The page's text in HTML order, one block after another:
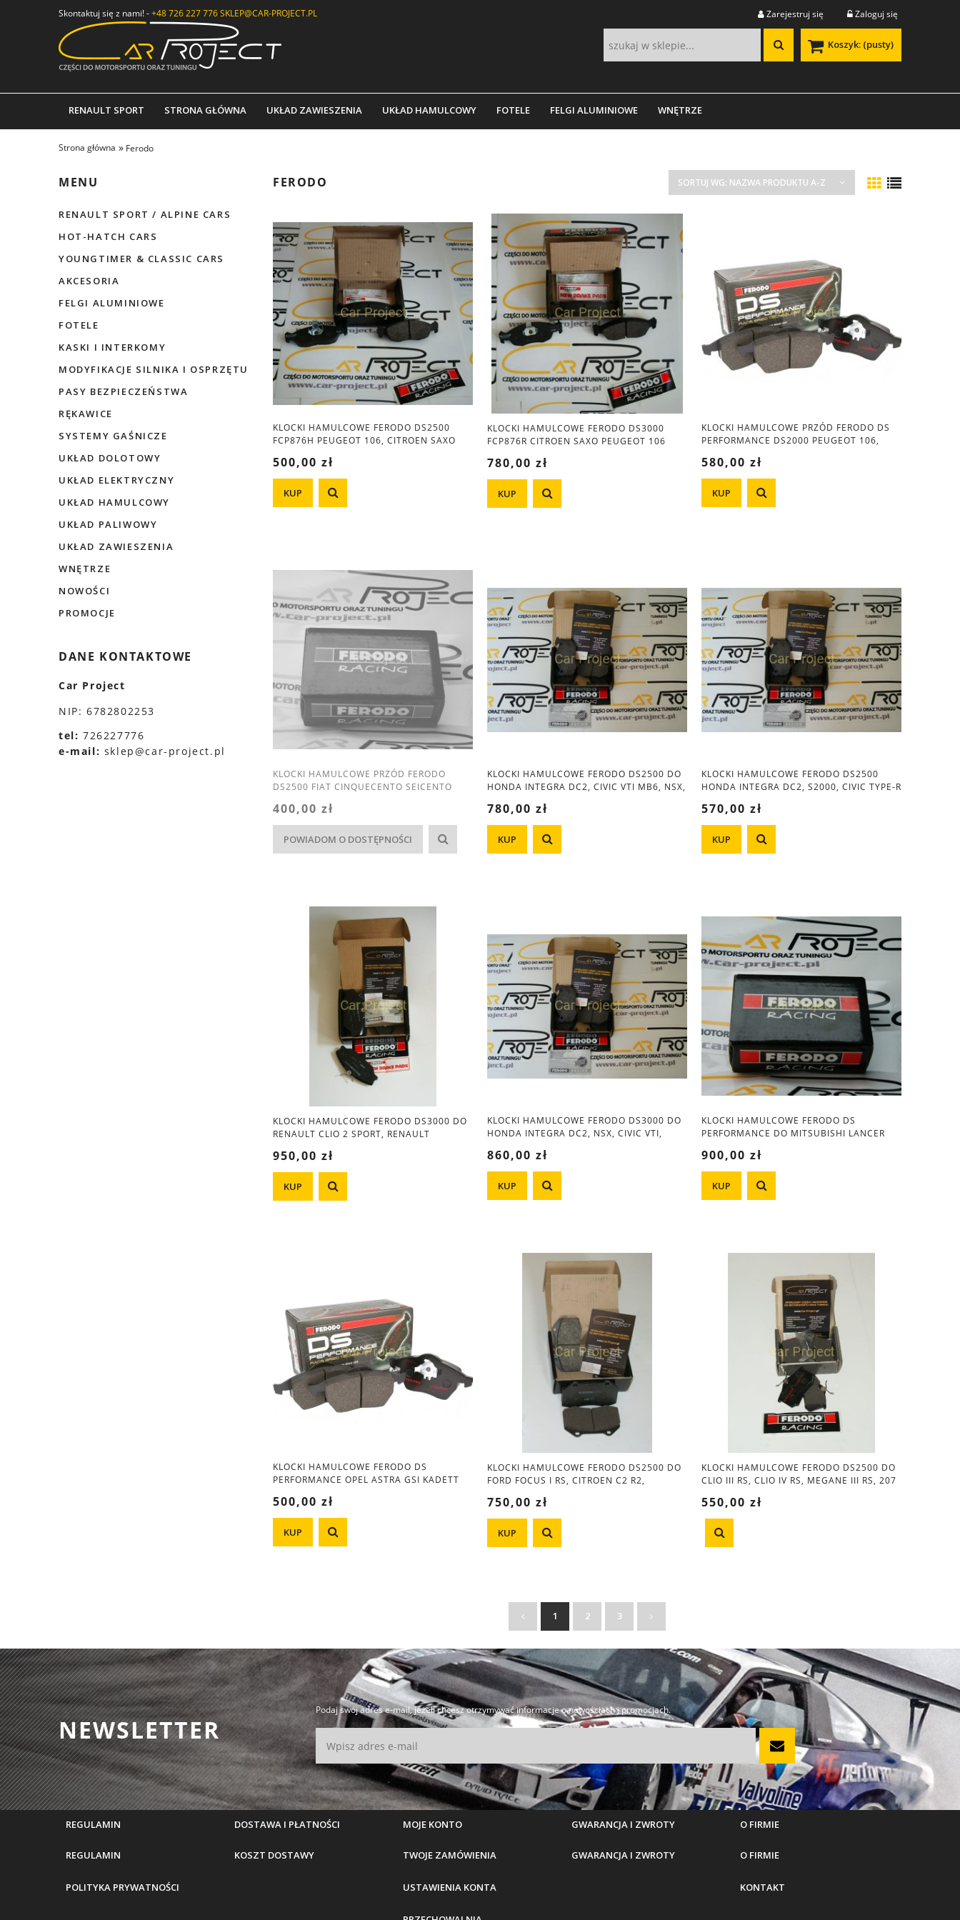
Skontaktuj się z nami! -+48 726 227 776SKLEP@CAR-PROJECT.PL Zarejestruj się Zaloguj się
Koszyk: (pusty)
RENAULT SPORT STRONA GŁÓWNA UKŁAD ZAWIESZENIA UKŁAD HAMULCOWY FOTELE FELGI ALUMINIOWE WNĘTRZE
Strona główna » Ferodo
MENU
RENAULT SPORT / ALPINE CARS
HOT-HATCH CARS
YOUNGTIMER & CLASSIC CARS
AKCESORIA
FELGI ALUMINIOWE
FOTELE
KASKI I INTERKOMY
MODYFIKACJE SILNIKA I OSPRZĘTU
PASY BEZPIECZEŃSTWA
RĘKAWICE
SYSTEMY GAŚNICZE
UKŁAD DOLOTOWY
UKŁAD ELEKTRYCZNY
UKŁAD HAMULCOWY
UKŁAD PALIWOWY
UKŁAD ZAWIESZENIA
WNĘTRZE
NOWOŚCI
PROMOCJE
DANE KONTAKTOWE
Car Project
NIP: 6782802253
tel: 726227776
e-mail: sklep@car-project.pl
FERODO SORTUJ WG: NAZWA PRODUKTU A-Z
KLOCKI HAMULCOWE FERODO DS2500
FCP876H PEUGEOT 106, CITROEN SAXO
500,00 zł
KUP
KLOCKI HAMULCOWE FERODO DS3000
FCP876R CITROEN SAXO PEUGEOT 106
780,00 zł
KUP
KLOCKI HAMULCOWE PRZÓD FERODO DS
PERFORMANCE DS2000 PEUGEOT 106,
580,00 zł
KUP
KLOCKI HAMULCOWE PRZÓD FERODO
DS2500 FIAT CINQUECENTO SEICENTO
400,00 zł
POWIADOM O DOSTĘPNOŚCI
KLOCKI HAMULCOWE FERODO DS2500 DO
HONDA INTEGRA DC2, CIVIC VTI MB6, NSX,
780,00 zł
KUP
KLOCKI HAMULCOWE FERODO DS2500
HONDA INTEGRA DC2, S2000, CIVIC TYPE-R
570,00 zł
KUP
KLOCKI HAMULCOWE FERODO DS3000 DO
RENAULT CLIO 2 SPORT, RENAULT
GTI
950,00 zł
KUP
KLOCKI HAMULCOWE FERODO DS3000 DO
HONDA INTEGRA DC2, NSX, CIVIC VTI,
860,00 zł
KUP
KLOCKI HAMULCOWE FERODO DS
PERFORMANCE DO MITSUBISHI LANCER
RS3, ALFA ROMEO 147 159 BRERA
GIULIETTA
900,00 zł
KUP
KLOCKI HAMULCOWE FERODO DS
PERFORMANCE OPEL ASTRA GSI KADETT
500,00 zł
KUP
KLOCKI HAMULCOWE FERODO DS2500 DO
FORD FOCUS I RS, CITROEN C2 R2,
750,00 zł
KUP
KLOCKI HAMULCOWE FERODO DS2500 DO
CLIO III RS, CLIO IV RS, MEGANE III RS, 207
550,00 zł
1 2 3
NEWSLETTER
Podaj swój adres e-mail, jeżeli chcesz otrzymywać informacje o nowościach i promocjach.
REGULAMIN
REGULAMIN
POLITYKA PRYWATNOŚCI
DOSTAWA I PŁATNOŚCI
KOSZT DOSTAWY
MOJE KONTO
TWOJE ZAMÓWIENIA
USTAWIENIA KONTA
GWARANCJA I ZWROTY
GWARANCJA I ZWROTY
O FIRMIE
O FIRMIE
KONTAKT